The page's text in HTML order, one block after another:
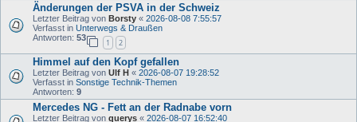
Änderungen der PSVA in der Schweiz
Letzter Beitrag von Borsty « 2026-08-08 7:55:57
Verfasst in Unterwegs & Draußen
Antworten: 53
1 2
Himmel auf den Kopf gefallen
Letzter Beitrag von Ulf H « 2026-08-07 19:28:52
Verfasst in Sonstige Technik-Themen
Antworten: 9
Mercedes NG - Fett an der Radnabe vorn
Letzter Beitrag von querys « 2026-08-07 16:52:40